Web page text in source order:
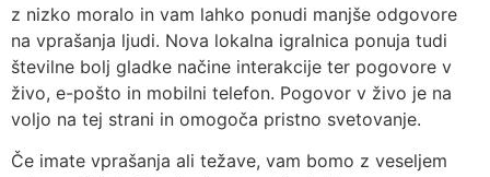
z nizko moralo in vam lahko ponudi manjše odgovore
na vprašanja ljudi. Nova lokalna igralnica ponuja tudi
številne bolj gladke načine interakcije ter pogovore v
živo, e-pošto in mobilni telefon. Pogovor v živo je na
voljo na tej strani in omogoča pristno svetovanje.
Če imate vprašanja ali težave, vam bomo z veseljem